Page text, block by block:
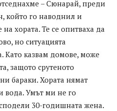
– Сюнарай, преди
който го наводнил и
хората. Те се опитваха да
но ситуацията
Като казвам домове, може
защото срутеното
бараки. Хората нямат
вода. Умът ми не го
30-годишната жена.